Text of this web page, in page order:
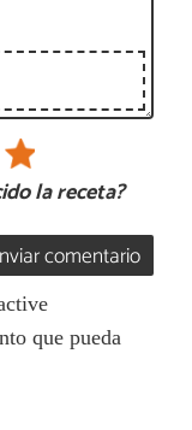
la receta?
comentario
que pueda